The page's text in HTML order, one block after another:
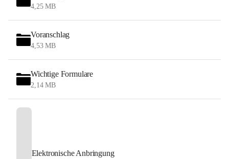
4,25 MB
Voranschlag
4,53 MB
Wichtige Formulare
2,14 MB
Elektronische Anbringung